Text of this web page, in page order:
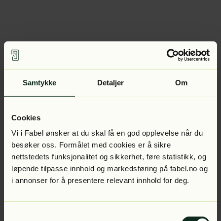
Samtykke Detaljer Om
Cookies
Vi i Fabel ønsker at du skal få en god opplevelse når du
besøker oss. Formålet med cookies er å sikre
nettstedets funksjonalitet og sikkerhet, føre statistikk, og
løpende tilpasse innhold og markedsføring på fabel.no og
i annonser for å presentere relevant innhold for deg.